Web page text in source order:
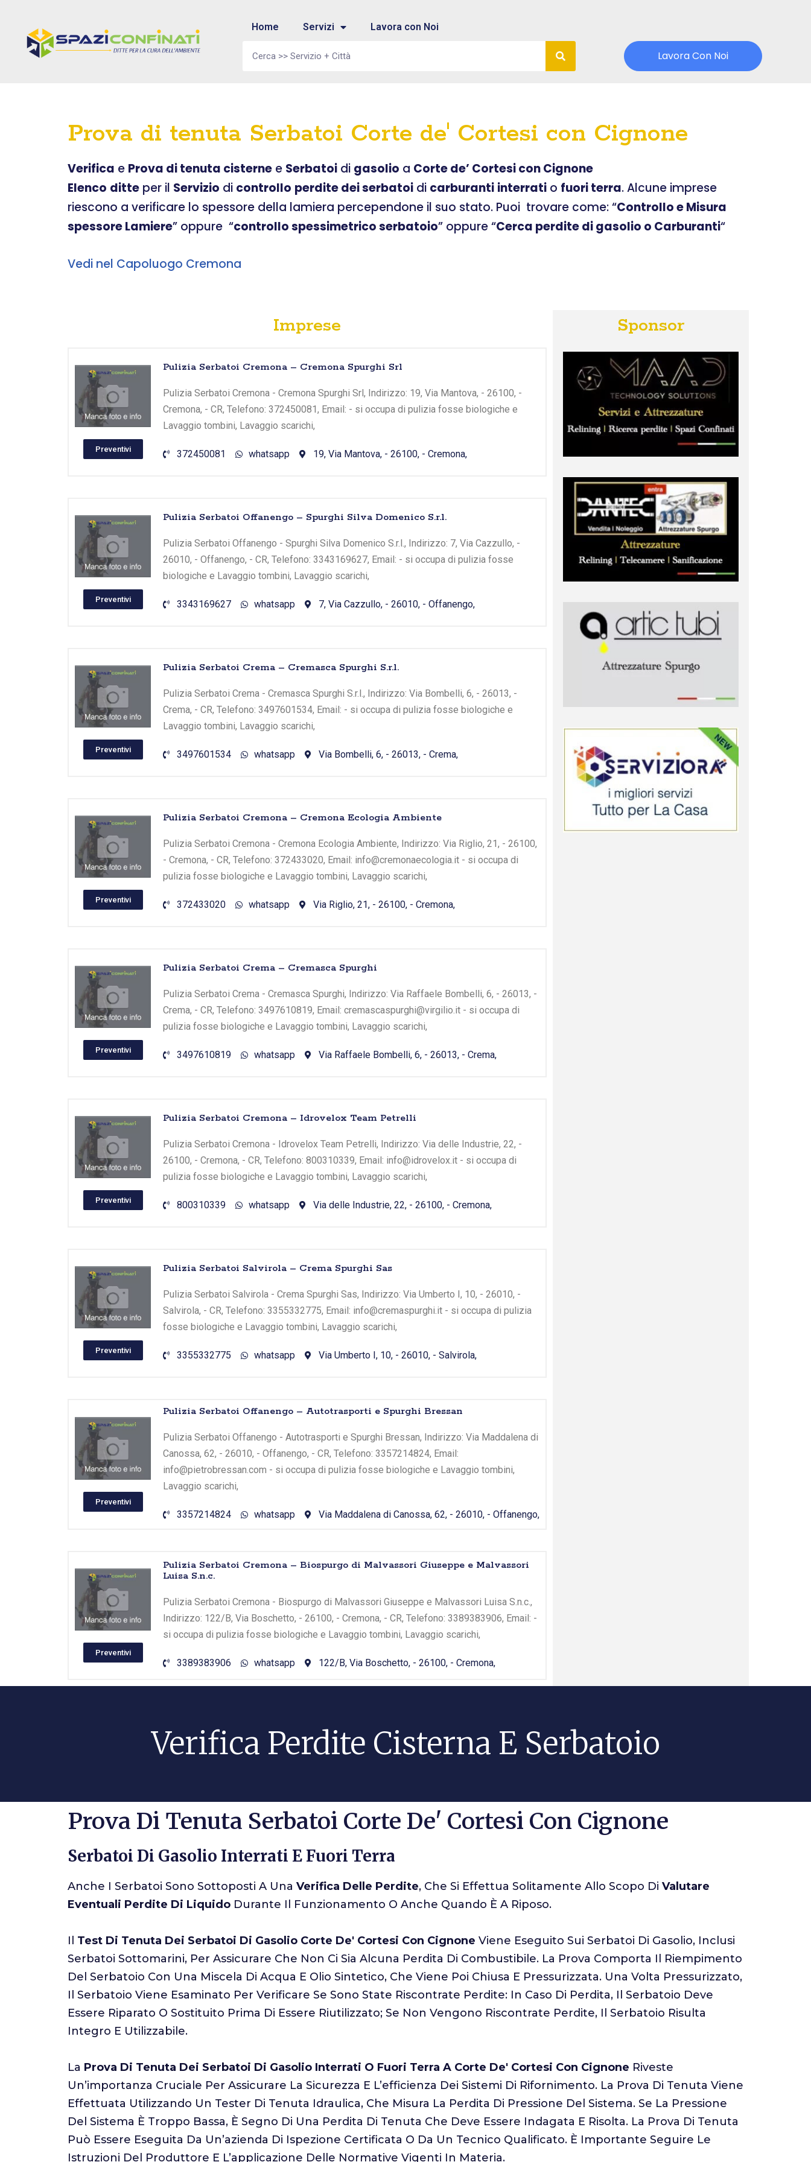
Home Servizi Lavora con Noi
Lavora Con Noi
Prova di tenuta Serbatoi Corte de' Cortesi con Cignone
Verifica e Prova di tenuta cisterne e Serbatoi di gasolio a Corte de’ Cortesi con Cignone
Elenco ditte per il Servizio di controllo perdite dei serbatoi di carburanti interrati o fuori terra. Alcune imprese
riescono a verificare lo spessore della lamiera percependone il suo stato. Puoi trovare come: “Controllo e Misura
spessore Lamiere” oppure “controllo spessimetrico serbatoio” oppure “Cerca perdite di gasolio o Carburanti“
Vedi nel Capoluogo Cremona
Imprese
Preventivi
Pulizia Serbatoi Cremona – Cremona Spurghi Srl
Pulizia Serbatoi Cremona - Cremona Spurghi Srl, Indirizzo: 19, Via Mantova, - 26100, -
Cremona, - CR, Telefono: 372450081, Email: - si occupa di pulizia fosse biologiche e
Lavaggio tombini, Lavaggio scarichi,
372450081 whatsapp 19, Via Mantova, - 26100, - Cremona,
Preventivi
Pulizia Serbatoi Offanengo – Spurghi Silva Domenico S.r.l.
Pulizia Serbatoi Offanengo - Spurghi Silva Domenico S.r.l., Indirizzo: 7, Via Cazzullo, -
26010, - Offanengo, - CR, Telefono: 3343169627, Email: - si occupa di pulizia fosse
biologiche e Lavaggio tombini, Lavaggio scarichi,
3343169627 whatsapp 7, Via Cazzullo, - 26010, - Offanengo,
Preventivi
Pulizia Serbatoi Crema – Cremasca Spurghi S.r.l.
Pulizia Serbatoi Crema - Cremasca Spurghi S.r.l., Indirizzo: Via Bombelli, 6, - 26013, -
Crema, - CR, Telefono: 3497601534, Email: - si occupa di pulizia fosse biologiche e
Lavaggio tombini, Lavaggio scarichi,
3497601534 whatsapp Via Bombelli, 6, - 26013, - Crema,
Preventivi
Pulizia Serbatoi Cremona – Cremona Ecologia Ambiente
Pulizia Serbatoi Cremona - Cremona Ecologia Ambiente, Indirizzo: Via Riglio, 21, - 26100,
- Cremona, - CR, Telefono: 372433020, Email: info@cremonaecologia.it - si occupa di
pulizia fosse biologiche e Lavaggio tombini, Lavaggio scarichi,
372433020 whatsapp Via Riglio, 21, - 26100, - Cremona,
Preventivi
Pulizia Serbatoi Crema – Cremasca Spurghi
Pulizia Serbatoi Crema - Cremasca Spurghi, Indirizzo: Via Raffaele Bombelli, 6, - 26013, -
Crema, - CR, Telefono: 3497610819, Email: cremascaspurghi@virgilio.it - si occupa di
pulizia fosse biologiche e Lavaggio tombini, Lavaggio scarichi,
3497610819 whatsapp Via Raffaele Bombelli, 6, - 26013, - Crema,
Preventivi
Pulizia Serbatoi Cremona – Idrovelox Team Petrelli
Pulizia Serbatoi Cremona - Idrovelox Team Petrelli, Indirizzo: Via delle Industrie, 22, -
26100, - Cremona, - CR, Telefono: 800310339, Email: info@idrovelox.it - si occupa di
pulizia fosse biologiche e Lavaggio tombini, Lavaggio scarichi,
800310339 whatsapp Via delle Industrie, 22, - 26100, - Cremona,
Preventivi
Pulizia Serbatoi Salvirola – Crema Spurghi Sas
Pulizia Serbatoi Salvirola - Crema Spurghi Sas, Indirizzo: Via Umberto I, 10, - 26010, -
Salvirola, - CR, Telefono: 3355332775, Email: info@cremaspurghi.it - si occupa di pulizia
fosse biologiche e Lavaggio tombini, Lavaggio scarichi,
3355332775 whatsapp Via Umberto I, 10, - 26010, - Salvirola,
Preventivi
Pulizia Serbatoi Offanengo – Autotrasporti e Spurghi Bressan
Pulizia Serbatoi Offanengo - Autotrasporti e Spurghi Bressan, Indirizzo: Via Maddalena di
Canossa, 62, - 26010, - Offanengo, - CR, Telefono: 3357214824, Email:
info@pietrobressan.com - si occupa di pulizia fosse biologiche e Lavaggio tombini,
Lavaggio scarichi,
3357214824 whatsapp Via Maddalena di Canossa, 62, - 26010, - Offanengo,
Preventivi
Pulizia Serbatoi Cremona – Biospurgo di Malvassori Giuseppe e Malvassori
Luisa S.n.c.
Pulizia Serbatoi Cremona - Biospurgo di Malvassori Giuseppe e Malvassori Luisa S.n.c.,
Indirizzo: 122/B, Via Boschetto, - 26100, - Cremona, - CR, Telefono: 3389383906, Email: -
si occupa di pulizia fosse biologiche e Lavaggio tombini, Lavaggio scarichi,
3389383906 whatsapp 122/B, Via Boschetto, - 26100, - Cremona,
Sponsor
Verifica Perdite Cisterna E Serbatoio
Prova Di Tenuta Serbatoi Corte De' Cortesi Con Cignone
Serbatoi Di Gasolio Interrati E Fuori Terra
Anche I Serbatoi Sono Sottoposti A Una Verifica Delle Perdite, Che Si Effettua Solitamente Allo Scopo Di Valutare
Eventuali Perdite Di Liquido Durante Il Funzionamento O Anche Quando È A Riposo.
Il Test Di Tenuta Dei Serbatoi Di Gasolio Corte De' Cortesi Con Cignone Viene Eseguito Sui Serbatoi Di Gasolio, Inclusi
Serbatoi Sottomarini, Per Assicurare Che Non Ci Sia Alcuna Perdita Di Combustibile. La Prova Comporta Il Riempimento
Del Serbatoio Con Una Miscela Di Acqua E Olio Sintetico, Che Viene Poi Chiusa E Pressurizzata. Una Volta Pressurizzato,
Il Serbatoio Viene Esaminato Per Verificare Se Sono State Riscontrate Perdite: In Caso Di Perdita, Il Serbatoio Deve
Essere Riparato O Sostituito Prima Di Essere Riutilizzato; Se Non Vengono Riscontrate Perdite, Il Serbatoio Risulta
Integro E Utilizzabile.
La Prova Di Tenuta Dei Serbatoi Di Gasolio Interrati O Fuori Terra A Corte De' Cortesi Con Cignone Riveste
Un’importanza Cruciale Per Assicurare La Sicurezza E L’efficienza Dei Sistemi Di Rifornimento. La Prova Di Tenuta Viene
Effettuata Utilizzando Un Tester Di Tenuta Idraulica, Che Misura La Perdita Di Pressione Del Sistema. Se La Pressione
Del Sistema È Troppo Bassa, È Segno Di Una Perdita Di Tenuta Che Deve Essere Indagata E Risolta. La Prova Di Tenuta
Può Essere Eseguita Da Un’azienda Di Ispezione Certificata O Da Un Tecnico Qualificato. È Importante Seguire Le
Istruzioni Del Produttore E L’applicazione Delle Normative Vigenti In Materia.